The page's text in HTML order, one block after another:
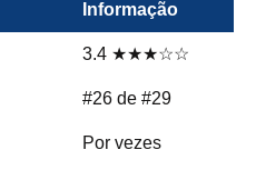
Informação
3.4 ★★★☆☆
#26 de #29
Por vezes